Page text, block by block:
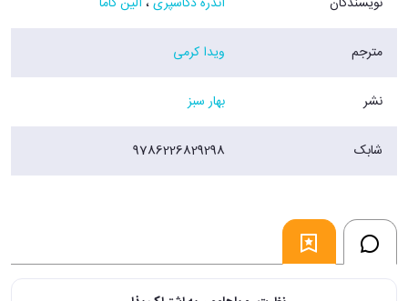
مترجم ویدا کرمی
نشر بهار سبز
شابک 9786226829298